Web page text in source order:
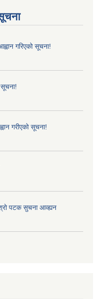
गरिएको सूचना!
सूचना!
गरीएको सूचना!
पटक सुचना आव्ह्यन